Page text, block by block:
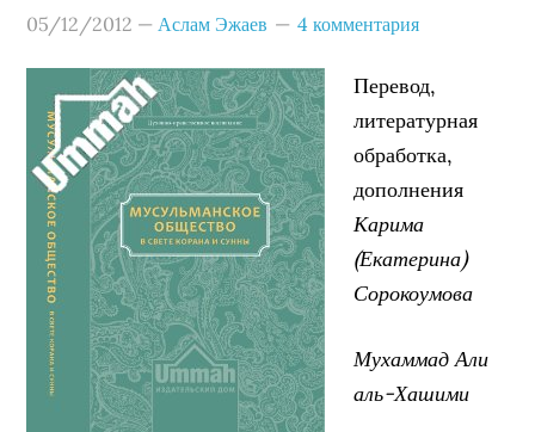
05/12/2012 —Аслам Эжаев 4 комментария
Перевод,
литературная
обработка,
дополнения
Карима
(Екатерина)
Сорокоумова
Мухаммад Али
аль-Хашими